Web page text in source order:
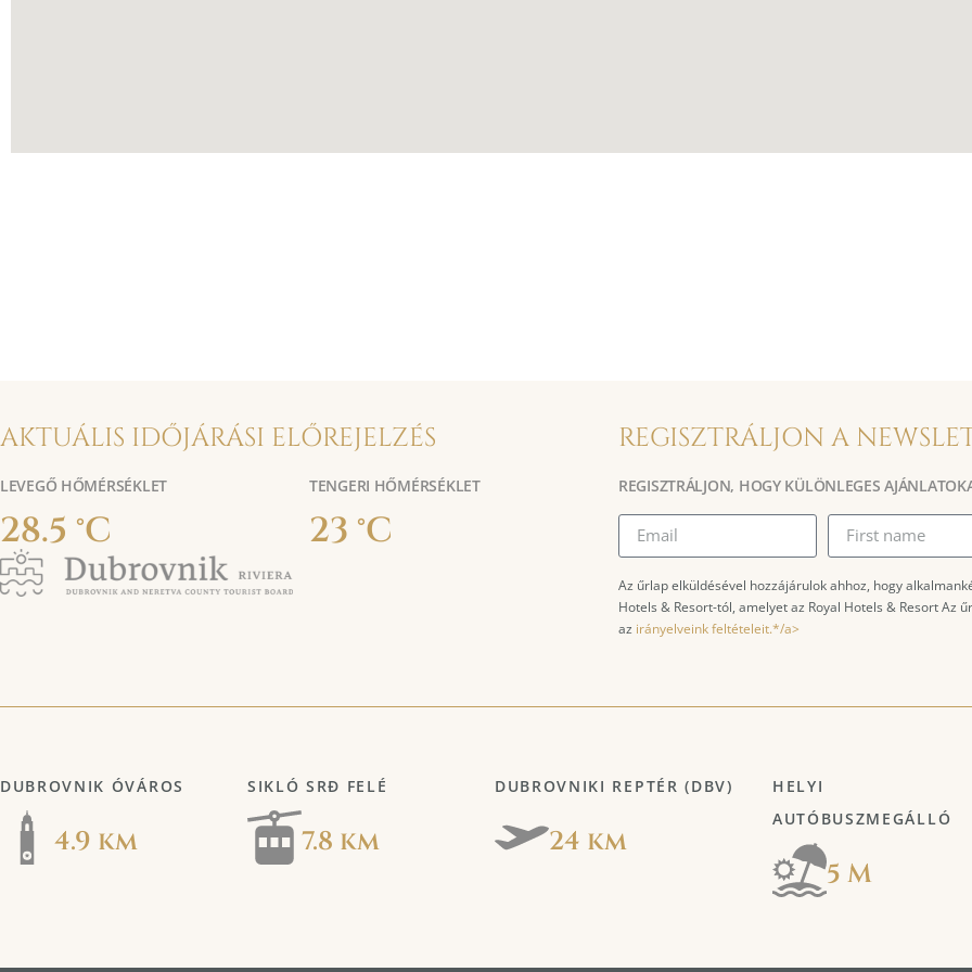
AKTUÁLIS IDŐJÁRÁSI ELŐREJELZÉS
LEVEGŐ HŐMÉRSÉKLET
28.5 °C
TENGERI HŐMÉRSÉKLET
23 °C
REGISZTRÁLJON A
REGISZTRÁLJON, HOGY KÜLÖNLEGES
Az űrlap elküldésével hozzájárulok ahhoz, hogy
Hotels & Resort-tól, amelyet az Royal Hotels & Resort Az
az irányelveink feltételeit.*/a>
DUBROVNIK ÓVÁROS
4.9 km
SIKLÓ SRĐ FELÉ
7.8 km
DUBROVNIKI REPTÉR (DBV)
24 km
HELYI
AUTÓBUSZMEGÁLLÓ
5 M